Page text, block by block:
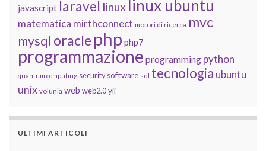
javascript laravel linux linux ubuntu
matematica mirthconnect motori di ricerca mvc
mysql oracle php php7
programmazione programming python
quantum computing security software sql tecnologia ubuntu
unix volunia web web2.0 yii
ULTIMI ARTICOLI